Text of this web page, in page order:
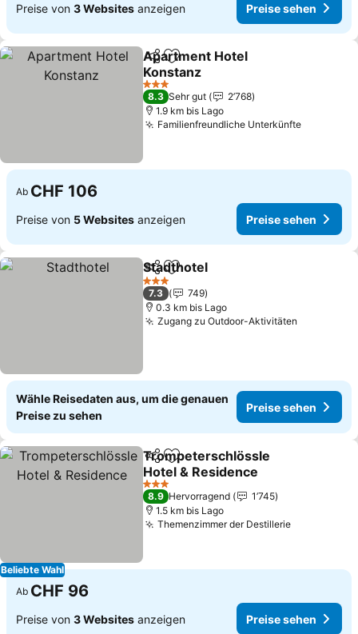
Preise von 3 Websites anzeigen Preise sehen
TeilenZu Favoriten hinzufügen
Apartment Hotel
Konstanz
3 Sterne
8.3 Sehr gut
2’768
1.9 km bis Lago
Familienfreundliche Unterkünfte
Ab CHF 106
Preise von 5 Websites anzeigen Preise sehen
TeilenZu Favoriten hinzufügen
Stadthotel
3 Sterne
7.3
749
0.3 km bis Lago
Zugang zu Outdoor-Aktivitäten
Wähle Reisedaten aus, um die genauen
Preise zu sehen
Preise sehen
Beliebte Wahl
TeilenZu Favoriten hinzufügen
Trompeterschlössle
Hotel & Residence
3 Sterne
8.9 Hervorragend
1’745
1.5 km bis Lago
Themenzimmer der Destillerie
Ab CHF 96
Preise von 3 Websites anzeigen Preise sehen